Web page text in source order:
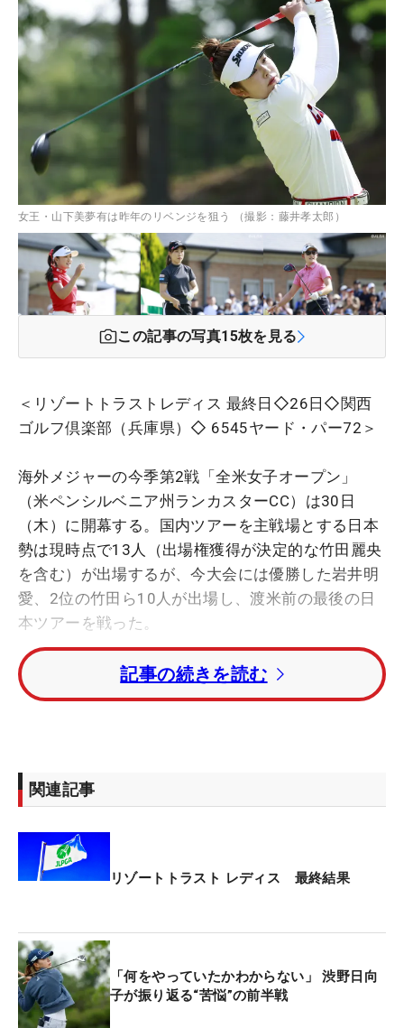
女王・山下美夢有は昨年のリベンジを狙う （撮影：藤井孝太郎）
この記事の写真15枚を見る
＜リゾートトラストレディス 最終日◇26日◇関西
ゴルフ倶楽部（兵庫県）◇ 6545ヤード・パー72＞
海外メジャーの今季第2戦「全米女子オープン」
（米ペンシルベニア州ランカスターCC）は30日
（木）に開幕する。国内ツアーを主戦場とする日本
勢は現時点で13人（出場権獲得が決定的な竹田麗央
を含む）が出場するが、今大会には優勝した岩井明
愛、2位の竹田ら10人が出場し、渡米前の最後の日
本ツアーを戦った。
4月に日本で行われた予選をトップで通過した尾関
彩美悠は「きょうはピン位置が難しく、グリーンも
で止められるショットが打てるように調整したい」
と話し、初のメジャーに挑む。
米ツアーメンバーだった2020年以来、2度目の出場
となる河本結は「わくわくしている。楽しみしかな
歳は「今の自分の力がメジャーでどこまで通用する
か試したい」と表情を引き締めた。トータル1アン
ダーの33位で4日間を終えると「日本を出発すると
きから米国時間に合わせて食事をしたり、寝るのが
記事の続きを読む
関連記事
リゾートトラスト レディス 最終結果
「何をやっていたかわからない」 渋野日向
子が振り返る“苦悩”の前半戦